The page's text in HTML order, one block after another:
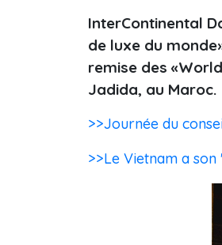
InterContinental
de luxe du
remise des
Jadida, au Maroc.
>>Journée du
>>Le Vietnam a